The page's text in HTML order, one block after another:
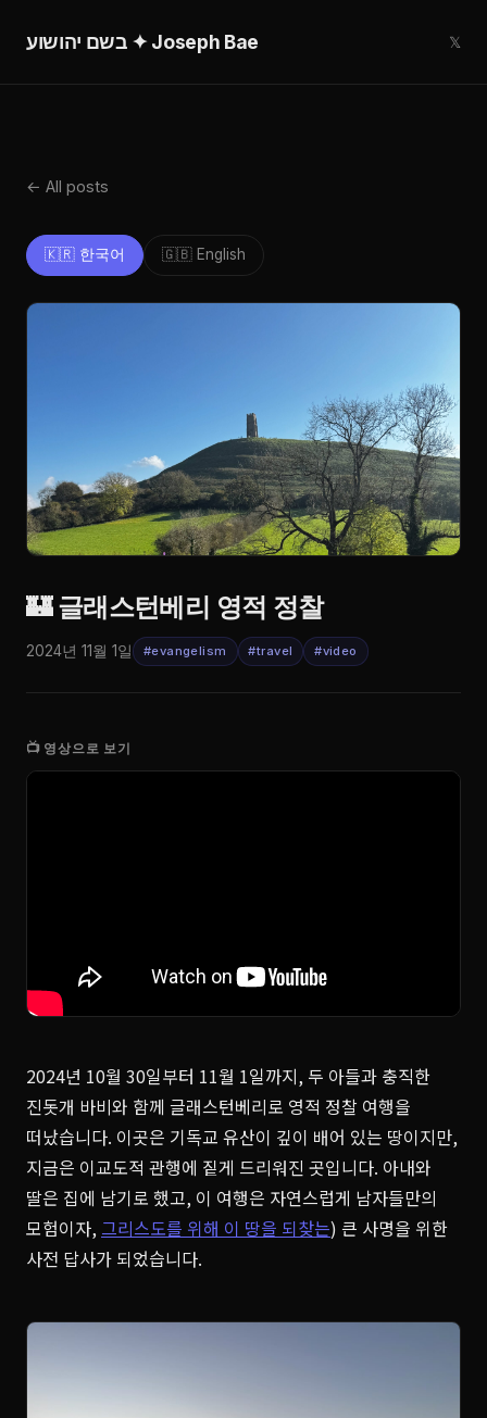
בשם יהושוע ✦ Joseph Bae 𝕏
← All posts
🇰🇷 한국어 🇬🇧 English
🏰 글래스턴베리 영적 정찰
2024년 11월 1일 #evangelism #travel #video
📺 영상으로 보기
2024년 10월 30일부터 11월 1일까지, 두 아들과 충직한
진돗개 바비와 함께 글래스턴베리로 영적 정찰 여행을
떠났습니다. 이곳은 기독교 유산이 깊이 배어 있는 땅이지만,
지금은 이교도적 관행에 짙게 드리워진 곳입니다. 아내와
딸은 집에 남기로 했고, 이 여행은 자연스럽게 남자들만의
모험이자, 그리스도를 위해 이 땅을 되찾는) 큰 사명을 위한
사전 답사가 되었습니다.